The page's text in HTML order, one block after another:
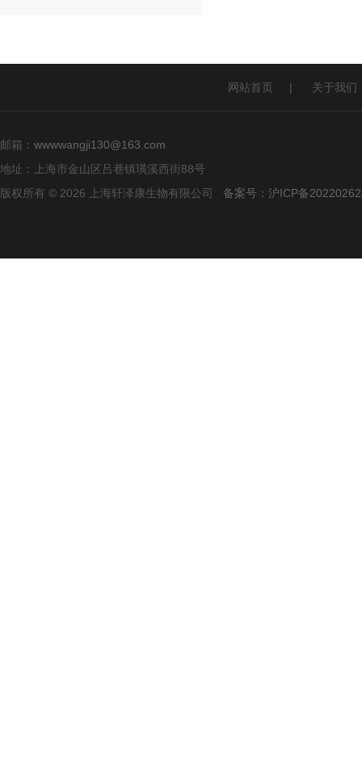
网站首页 | 关于我们
邮箱： wwwwangji130@163.com
地址：上海市金山区吕巷镇璜溪西街88号
版权所有 © 2026 上海轩泽康生物有限公司 备案号：沪ICP备